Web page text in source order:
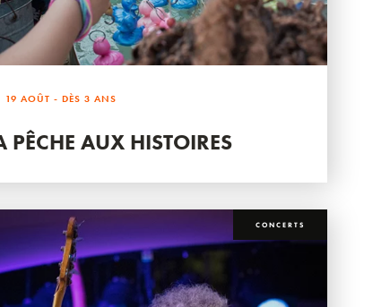
19 AOÛT - DÈS 3 ANS
PÊCHE AUX HISTOIRES
CONCERTS